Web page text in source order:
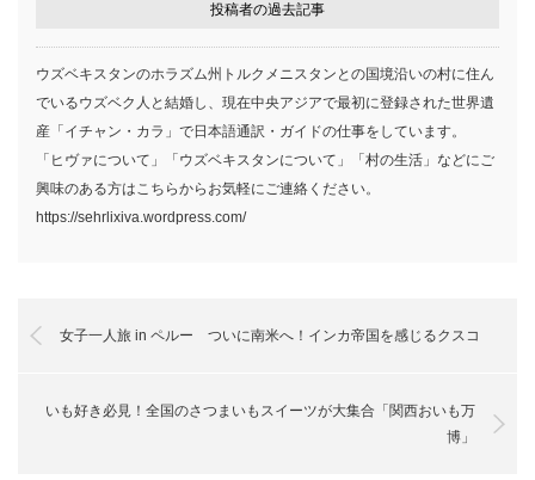
投稿者の過去記事
ウズベキスタンのホラズム州トルクメニスタンとの国境沿いの村に住ん
でいるウズベク人と結婚し、現在中央アジアで最初に登録された世界遺
産「イチャン・カラ」で日本語通訳・ガイドの仕事をしています。
「ヒヴァについて」「ウズベキスタンについて」「村の生活」などにご
興味のある方はこちらからお気軽にご連絡ください。
https://sehrlixiva.wordpress.com/
女子一人旅 in ペルー ついに南米へ！インカ帝国を感じるクスコ
いも好き必見！全国のさつまいもスイーツが大集合「関西おいも万
博」